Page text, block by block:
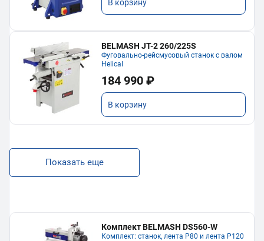
В корзину
BELMASH JT-2 260/225S
Фуговально-рейсмусовый станок с валом
Helical
184 990 ₽
В корзину
Показать еще
Комплект BELMASH DS560-W
Комплект: станок, лента P80 и лента P120